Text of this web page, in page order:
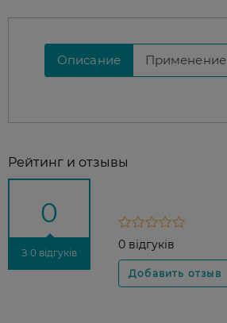
Описание Применение
Рейтинг и отзывы
0
З 0 відгуків
0 відгуків